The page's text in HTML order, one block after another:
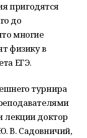
до
многие
физику в
ЕГЭ.
турнира
лекции доктор
В. Садовничий,